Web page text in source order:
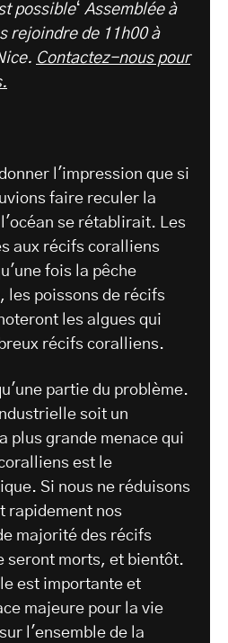
possible‘ Assemblée à
rejoindre de 11h00 à
Contactez-nous pour
l'impression que si
faire reculer la
se rétablirait. Les
aux récifs coralliens
fois la pêche
les poissons de récifs
les algues qui
récifs coralliens.
partie du problème.
soit un
plus grande menace qui
est le
Si nous ne réduisons
rapidement nos
majorité des récifs
seront morts, et bientôt.
est importante et
majeure pour la vie
l'ensemble de la